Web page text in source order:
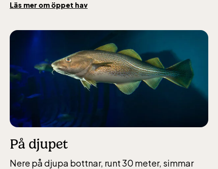
Läs mer om öppet hav
På djupet
Nere på djupa bottnar, runt 30 meter, simmar
Lill-Skansen, inkluderad i entrén
jan-mars vardagar 10-15, helger 10-16, april
alla dagar 10-16, maj-september 10-18,
oktober-december vardagar 10-15 helger